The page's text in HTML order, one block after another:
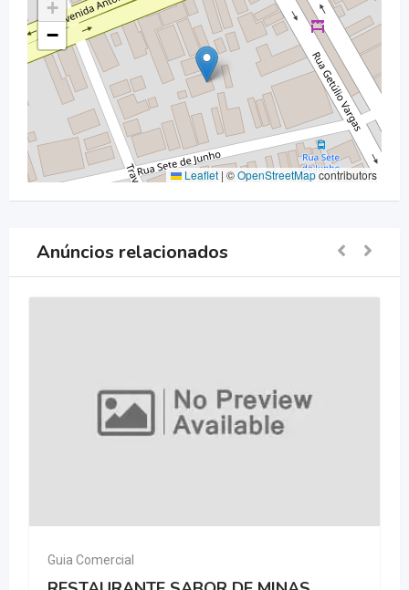
+
−
Leaflet | ©OpenStreetMapcontributors
Anúncios relacionados